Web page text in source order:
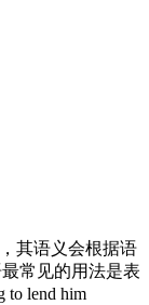
其语义会根据语
常见的用法是表
to lend him